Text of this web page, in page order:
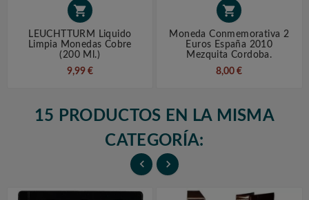

LEUCHTTURM Liquido
Limpia Monedas Cobre
(200 Ml.)
9,99 €

Moneda Conmemorativa 2
Euros España 2010
Mezquita Cordoba.
8,00 €
15 PRODUCTOS EN LA MISMA
CATEGORÍA:
 